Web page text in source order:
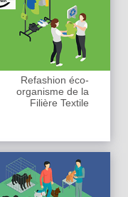
Refashion éco-
organisme de la
Filière Textile